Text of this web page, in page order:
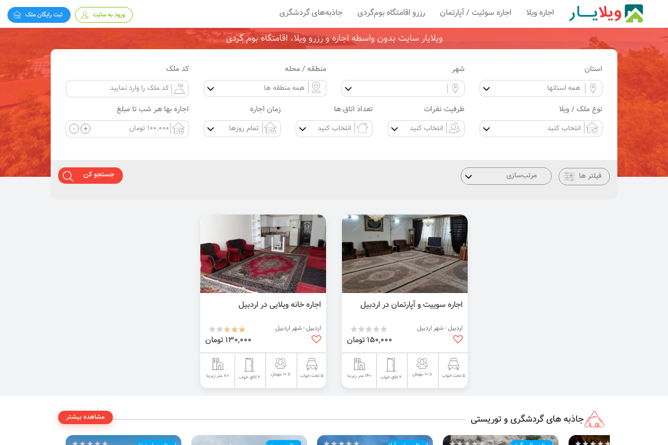
اجاره ویلا اجاره سوئیت / آپارتمان رزرو اقامتگاه بوم‌گردی جاذبه‌های گردشگری ورود به سایت ثبت رایگان ملک
ویلایار سایت بدون واسطه اجاره و رزرو ویلا، اقامتگاه بوم گردی
استان شهر منطقه / محله کد ملک
نوع ملک / ویلا ظرفیت نفرات تعداد اتاق ها زمان اجاره
اجاره بها هر شب تا مبلغ
+
-
فیلتر ها جستجو کن
اجاره سوییت و آپارتمان در اردبیل
اردبیل - شهر اردبیل
150,000 تومان
5 تخت خواب تا 10 مهمان 2 اتاق خواب 140 متر زیربنا
اجاره خانه ویلایی در اردبیل
اردبیل - شهر اردبیل
130,000 تومان
5 تخت خواب تا 10 مهمان 2 اتاق خواب 80 متر زیربنا
جاذبه های گردشگری و توریستی مشاهده بیشتر